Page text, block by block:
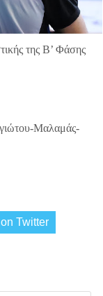
της Β’ Φάσης
Μαλαμάς-
Twitter